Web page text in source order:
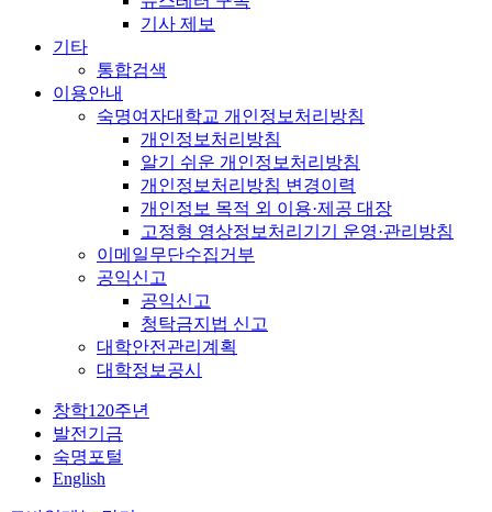
기사 제보
기타
통합검색
이용안내
숙명여자대학교 개인정보처리방침
개인정보처리방침
알기 쉬운 개인정보처리방침
개인정보처리방침 변경이력
개인정보 목적 외 이용·제공 대장
고정형 영상정보처리기기 운영·관리방침
이메일무단수집거부
공익신고
공익신고
청탁금지법 신고
대학안전관리계획
대학정보공시
창학120주년
발전기금
숙명포털
English